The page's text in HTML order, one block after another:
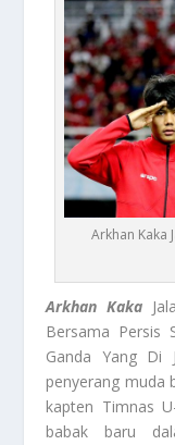
Arkhan Kaka
Arkhan Kaka
Bersama Persis
Ganda Yang
penyerang muda
kapten Timnas
babak baru